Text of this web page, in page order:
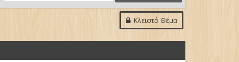
Κλειστό Θέμα